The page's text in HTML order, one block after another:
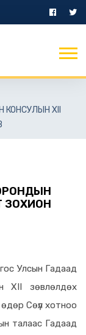
XII
ЗОХИОН
Улсын Гадаад
XII зөвлөлдөх
Сөүл хотноо
талаас Гадаад